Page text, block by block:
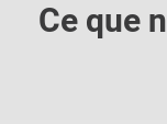
Ce que